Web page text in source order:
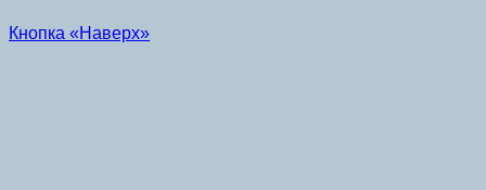
Кнопка «Наверх»